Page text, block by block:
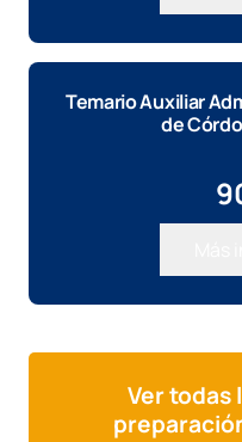
Temario Auxiliar
de
Ver todas